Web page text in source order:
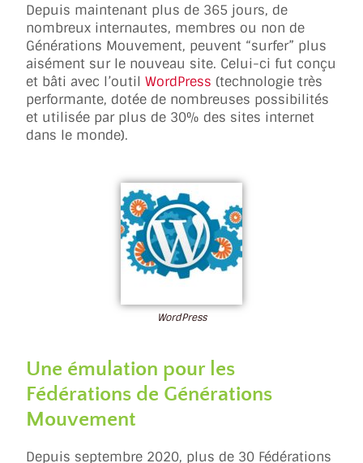
Depuis maintenant plus de 365 jours, de
nombreux internautes, membres ou non de
Générations Mouvement, peuvent “surfer” plus
aisément sur le nouveau site. Celui-ci fut conçu
et bâti avec l’outilWordPress (technologie très
performante, dotée de nombreuses possibilités
et utilisée par plus de 30% des sites internet
dans le monde).
WordPress
Une émulation pour les
Fédérations de Générations
Mouvement
Depuis septembre 2020, plus de 30 Fédérations